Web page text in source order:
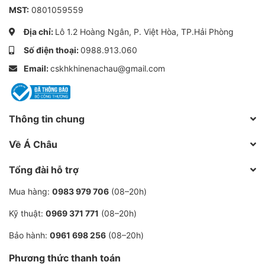
trong dầu máy nén khí, bảo vệ động cơ khỏi sự mài
mòn và gỉ sét.
Giúp kéo dài tuổi thọ của động cơ máy nén khí và
nâng cao hiệu suất hoạt động của máy.
Tiết kiệm chi phí bảo dưỡng và sửa chữa máy nén khí.
Lựa chọn mua Lọc dầu máy nén khí Mann
sửa chữa phụ tùng máy nén khí, Công ty Khí Nén Á
Châu đã gặp và xử lý hầu hết các trường hợp "khó
nhằn" nhất và đều khắc phục một cách hoàn hảo với
MST: 0801059559
Địa chỉ: Lô 1.2 Hoàng Ngân, P. Việt Hòa, TP.Hải Phòng
Số điện thoại:0988.913.060
Email:cskhkhinenachau@gmail.com
Thông tin chung
Về Á Châu
Tổng đài hỗ trợ
Mua hàng: 0983 979 706 (08–20h)
Kỹ thuật: 0969 371 771 (08–20h)
Bảo hành: 0961 698 256 (08–20h)
Phương thức thanh toán